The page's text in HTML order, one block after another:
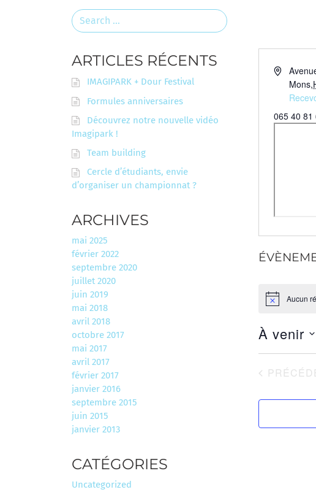
Search
ARTICLES RÉCENTS
IMAGIPARK + Dour Festival
Formules anniversaires
Découvrez notre nouvelle vidéo
Imagipark !
Team building
Cercle d’étudiants, envie
d’organiser un championnat ?
ARCHIVES
mai 2025
février 2022
septembre 2020
juillet 2020
juin 2019
mai 2018
avril 2018
octobre 2017
mai 2017
avril 2017
février 2017
janvier 2016
septembre 2015
juin 2015
janvier 2013
CATÉGORIES
Uncategorized
Adresse
Mons,
Téléphone
065 40 81
Notice Aucun
À venir
date.